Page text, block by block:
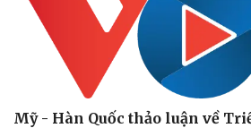
Mỹ - Hàn Quốc thảo luận về